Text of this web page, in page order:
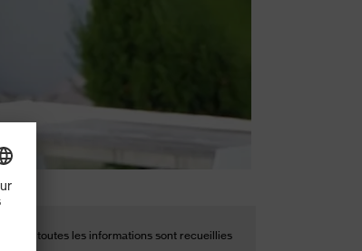
: toutes les informations sont recueillies